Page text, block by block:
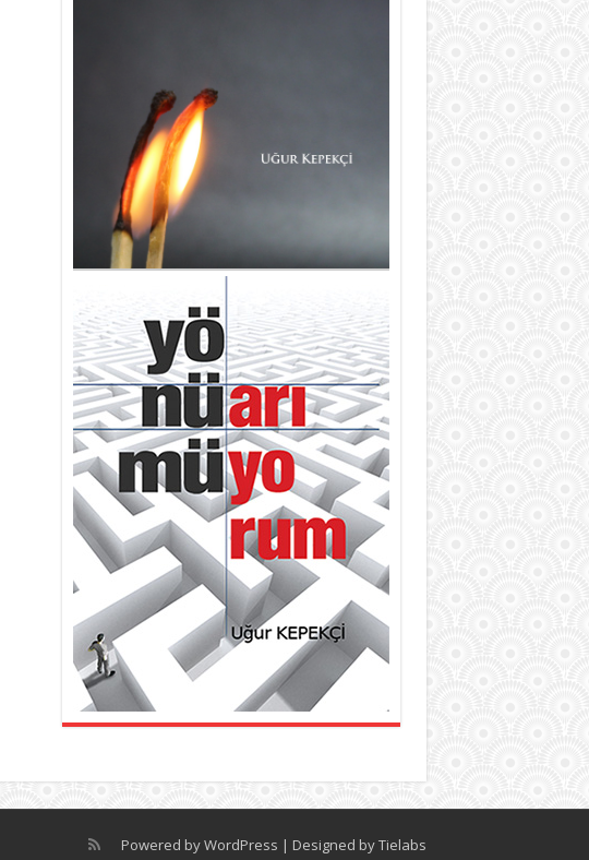
Powered byWordPress | Designed byTielabs